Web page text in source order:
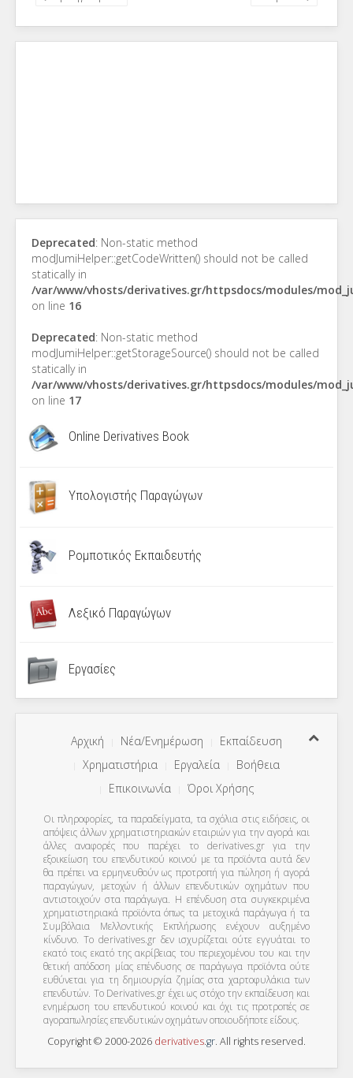
Deprecated: Non-static method
modJumiHelper::getCodeWritten() should not be called
statically in
/var/www/vhosts/derivatives.gr/httpsdocs/modules/
on line 16
Deprecated: Non-static method
modJumiHelper::getStorageSource() should not be called
statically in
/var/www/vhosts/derivatives.gr/httpsdocs/modules/
on line 17
Online Derivatives Book
Υπολογιστής Παραγώγων
Ρομποτικός Εκπαιδευτής
Λεξικό Παραγώγων
Εργασίες
Αρχική Νέα/Ενημέρωση
Εκπαίδευση
Χρηματιστήρια
Εργαλεία
Βοήθεια
Επικοινωνία
Όροι Χρήσης
Οι πληροφορίες, τα παραδείγματα, τα σχόλια στις ειδήσεις, οι
απόψεις άλλων χρηματιστηριακών εταιριών για την αγορά και
άλλες αναφορές που παρέχει το derivatives.gr για την
εξοικείωση του επενδυτικού κοινού με τα προϊόντα αυτά δεν
θα πρέπει να ερμηνευθούν ως προτροπή για πώληση ή αγορά
παραγώγων, μετοχών ή άλλων επενδυτικών οχημάτων που
αντιστοιχούν στα παράγωγα. Η επένδυση στα συγκεκριμένα
χρηματιστηριακά προϊόντα όπως τα μετοχικά παράγωγα ή τα
Συμβόλαια Μελλοντικής Εκπλήρωσης ενέχουν αυξημένο
κίνδυνο. Το derivatives.gr δεν ισχυρίζεται ούτε εγγυάται το
εκατό τοις εκατό της ακρίβειας του περιεχομένου του και την
θετική απόδοση μίας επένδυσης σε παράγωγα προϊόντα ούτε
ευθύνεται για τη δημιουργία ζημίας στα χαρτοφυλάκια των
επενδυτών. To Derivatives.gr έχει ως στόχο την εκπαίδευση και
ενημέρωση του επενδυτικού κοινού και όχι τις προτροπές σε
αγοραπωλησίες επενδυτικών οχημάτων οποιουδήποτε είδους.
Copyright © 2000-2026 derivatives.gr. All rights reserved.